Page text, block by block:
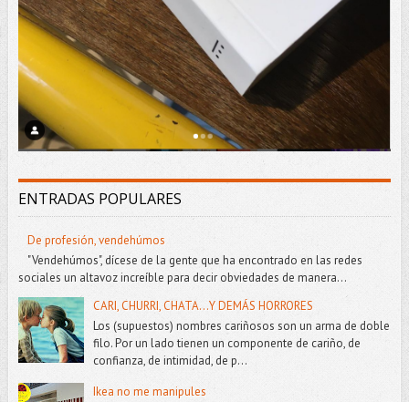
ENTRADAS POPULARES
De profesión, vendehúmos
"Vendehúmos", dícese de la gente que ha encontrado en las redes
sociales un altavoz increíble para decir obviedades de manera...
CARI, CHURRI, CHATA...Y DEMÁS HORRORES
Los (supuestos) nombres cariñosos son un arma de doble
filo. Por un lado tienen un componente de cariño, de
confianza, de intimidad, de p...
Ikea no me manipules